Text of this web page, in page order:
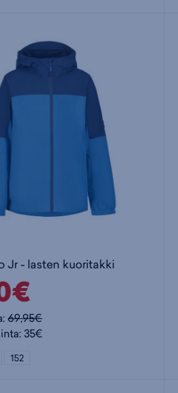
Jr - lasten kuoritakki
69,95€
35€
152